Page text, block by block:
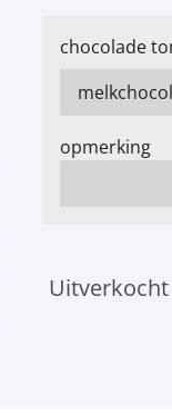
chocolade
opmerking
Uitverkocht